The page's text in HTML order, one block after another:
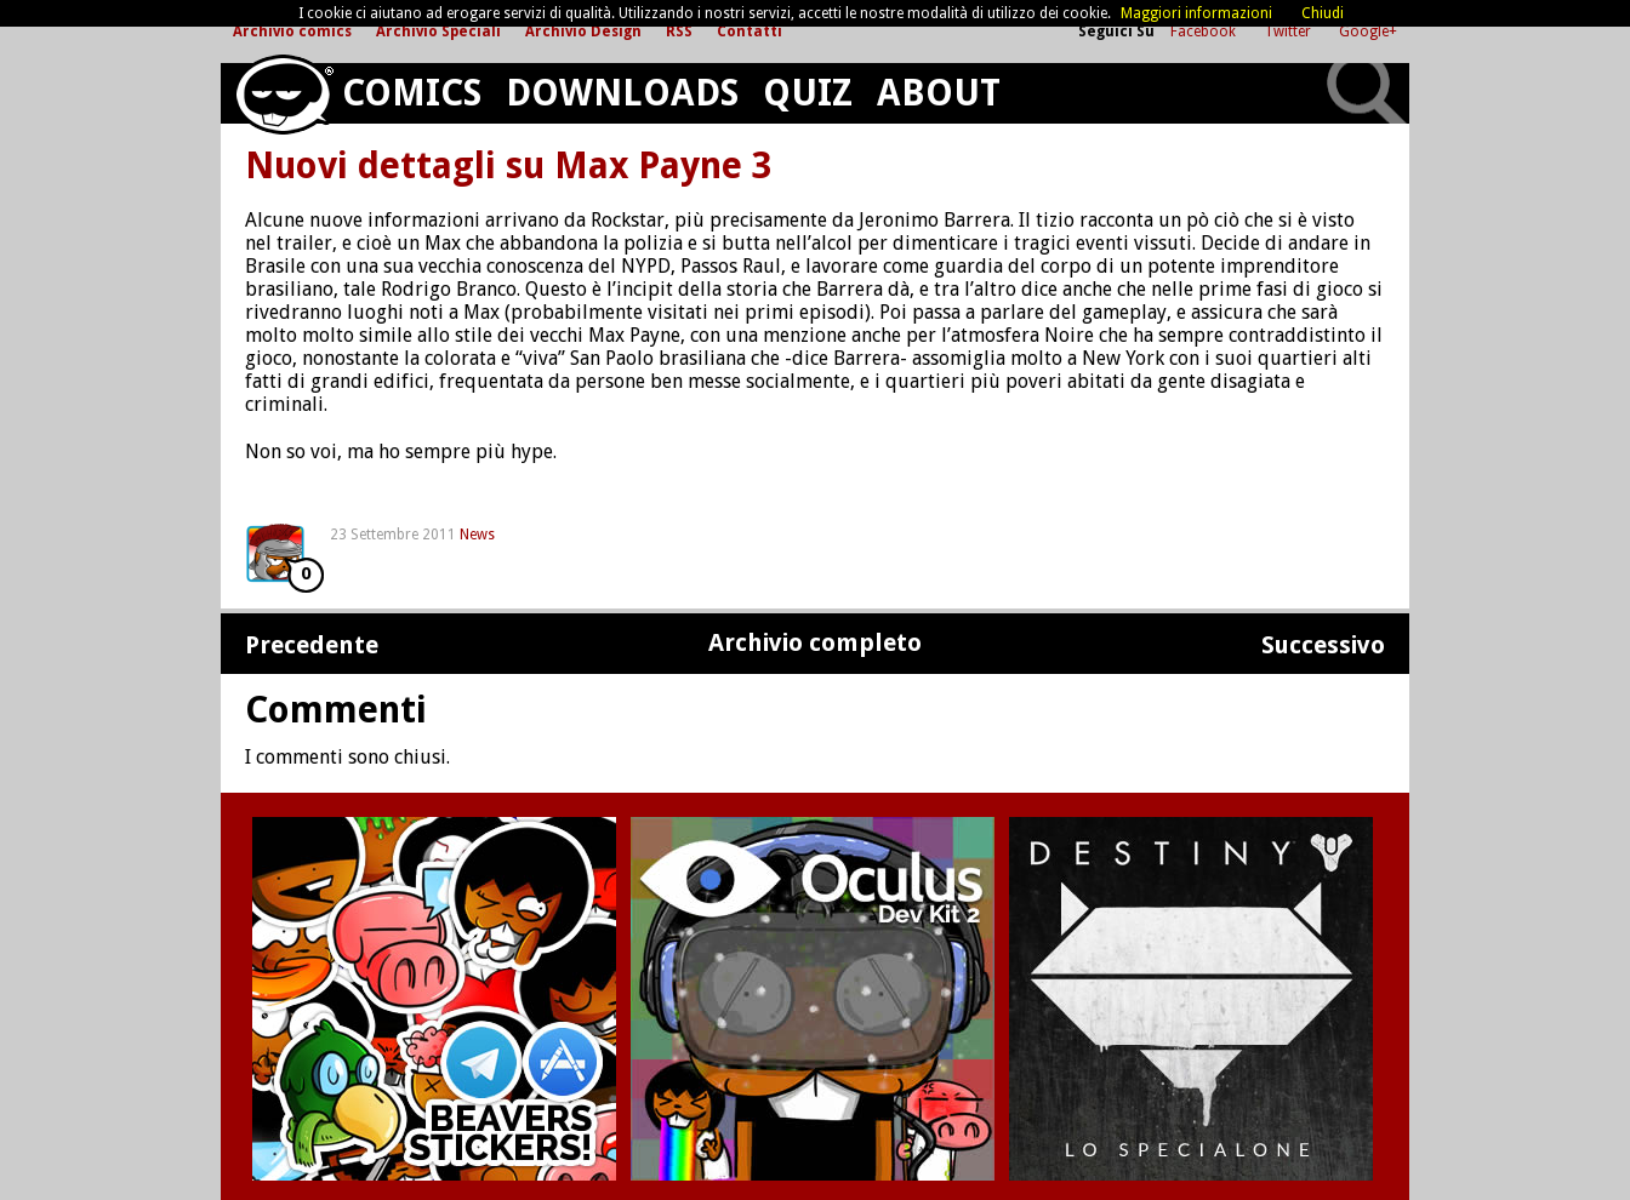
Seguici Su Facebook Twitter Google+
Archivio comics Archivio Speciali Archivio Design RSS Contatti
COMICS DOWNLOADS QUIZ ABOUT
Nuovi dettagli su Max Payne 3
Alcune nuove informazioni arrivano da Rockstar, più precisamente da Jeronimo Barrera. Il tizio racconta un pò ciò che si è visto
nel trailer, e cioè un Max che abbandona la polizia e si butta nell’alcol per dimenticare i tragici eventi vissuti. Decide di andare in
Brasile con una sua vecchia conoscenza del NYPD, Passos Raul, e lavorare come guardia del corpo di un potente imprenditore
brasiliano, tale Rodrigo Branco. Questo è l’incipit della storia che Barrera dà, e tra l’altro dice anche che nelle prime fasi di gioco si
rivedranno luoghi noti a Max (probabilmente visitati nei primi episodi). Poi passa a parlare del gameplay, e assicura che sarà
molto molto simile allo stile dei vecchi Max Payne, con una menzione anche per l’atmosfera Noire che ha sempre contraddistinto il
gioco, nonostante la colorata e “viva” San Paolo brasiliana che -dice Barrera- assomiglia molto a New York con i suoi quartieri alti
fatti di grandi edifici, frequentata da persone ben messe socialmente, e i quartieri più poveri abitati da gente disagiata e
criminali.
Non so voi, ma ho sempre più hype.
23 Settembre 2011 News
0
Precedente Archivio completo Successivo
Commenti
I commenti sono chiusi.
I cookie ci aiutano ad erogare servizi di qualità. Utilizzando i nostri servizi, accetti le nostre modalità di utilizzo dei cookie. Maggiori informazioni Chiudi